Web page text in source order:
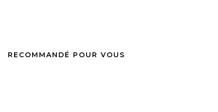
RECOMMANDÉ POUR VOUS